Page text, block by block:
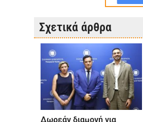
Σχετικά άρθρα
Δωρεάν διαμονή για